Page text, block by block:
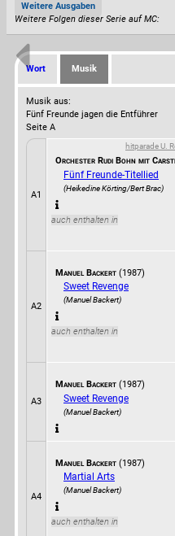
Weitere Ausgaben
Weitere Folgen dieser Serie auf MC:
Wort Musik
Musik aus:
Fünf Freunde jagen die Entführer
Seite A
A1
hitparade U.
Orchester Rudi Bohn mit
Fünf Freunde-Titellied
(Heikedine Körting/Bert Brac)
auch enthalten in
A2
Manuel Backert (1987)
Sweet Revenge
(Manuel Backert)
auch enthalten in
A3
Manuel Backert (1987)
Sweet Revenge
(Manuel Backert)
A4
Manuel Backert (1987)
Martial Arts
(Manuel Backert)
auch enthalten in